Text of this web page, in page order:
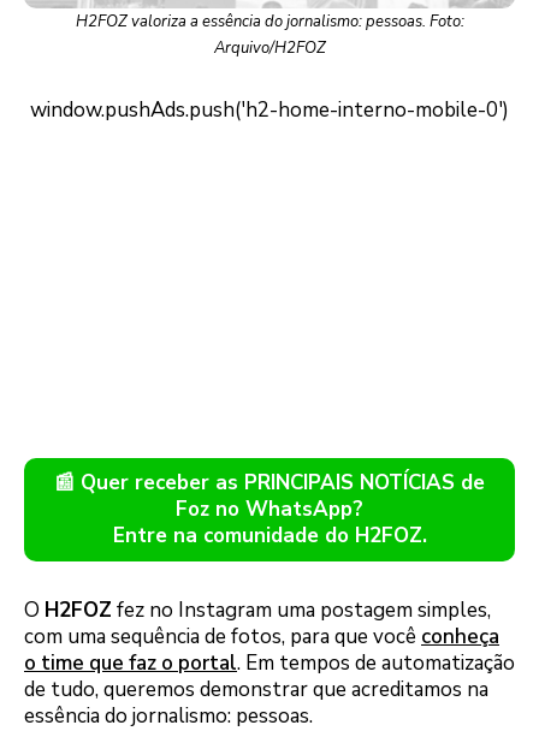
H2FOZ valoriza a essência do jornalismo: pessoas. Foto:
Arquivo/H2FOZ
📰 Quer receber as PRINCIPAIS NOTÍCIAS de
Foz no WhatsApp?
Entre na comunidade do H2FOZ.
O H2FOZ fez no Instagram uma postagem simples,
com uma sequência de fotos, para que você conheça
o time que faz o portal. Em tempos de automatização
de tudo, queremos demonstrar que acreditamos na
essência do jornalismo: pessoas.